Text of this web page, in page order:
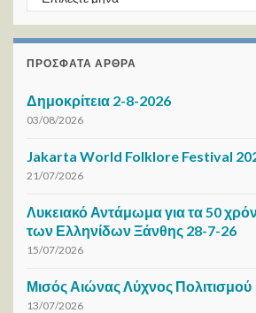
ΠΡΌΣΦΑΤΑ ΆΡΘΡΑ
Δημοκρίτεια 2-8-2026
03/08/2026
Jakarta World Folklore Festival
21/07/2026
Λυκειακό Αντάμωμα για τα 50
των Ελληνίδων Ξάνθης 28-7-26
15/07/2026
Μισός Αιώνας Λύχνος Πολιτισμού
13/07/2026